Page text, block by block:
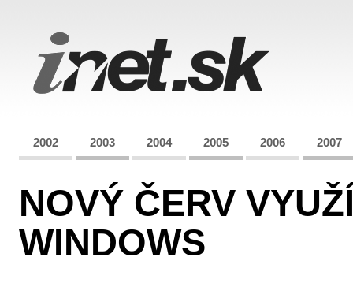
2002 2003 2004 2005 2006 2007
NOVÝ ČERV
WINDOWS